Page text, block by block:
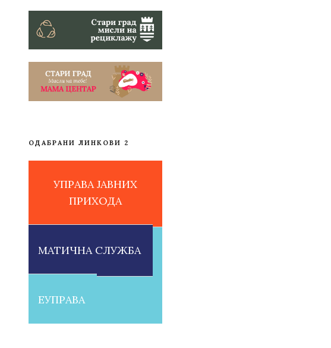
ОДАБРАНИ ЛИНКОВИ 2
УПРАВА ЈАВНИХ
ПРИХОДА
МАТИЧНА СЛУЖБА
ЕУПРАВА